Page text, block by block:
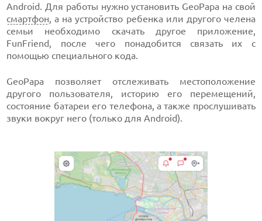
Android. Для работы нужно установить GeoPapa на свой
смартфон, а на устройство ребенка или другого челена
семьи необходимо скачать другое приложение,
FunFriend, после чего понадобится связать их с
помощью специального кода.
GeoPapa позволяет отслеживать местоположение
другого пользователя, историю его перемещений,
состояние батареи его телефона, а также прослушивать
звуки вокруг него (только для Android).